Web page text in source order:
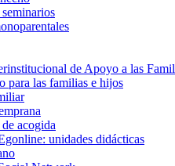
de Apoyo a las
para las familias e hijos
acogida
unidades didácticas